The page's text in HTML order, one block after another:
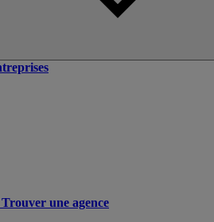
Trouver une agence